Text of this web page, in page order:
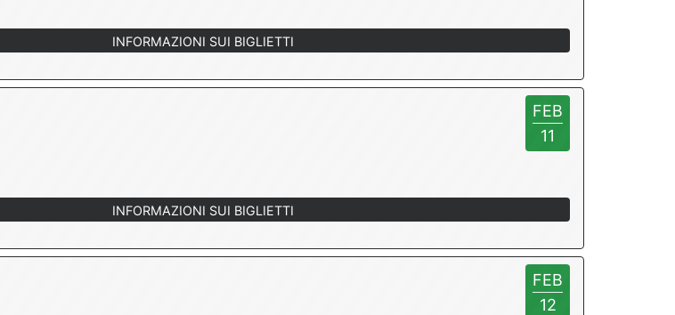
INFORMAZIONI SUI BIGLIETTI
FEB
11
INFORMAZIONI SUI BIGLIETTI
FEB
12